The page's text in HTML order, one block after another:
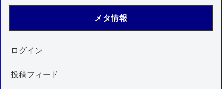
メタ情報
ログイン
投稿フィード